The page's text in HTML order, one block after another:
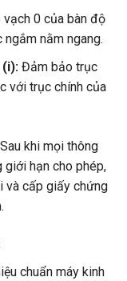
0 của bàn độ
nằm ngang.
(i): Đảm bảo trục
với trục chính của
Sau khi mọi thông
giới hạn cho phép,
và cấp giấy chứng
chuẩn máy kinh